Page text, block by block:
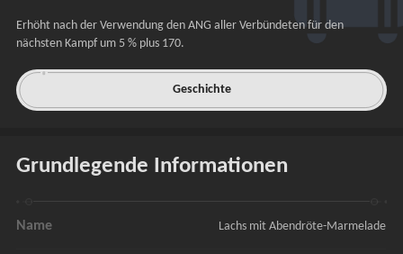
Erhöht nach der Verwendung den ANG aller Verbündeten für den
nächsten Kampf um 5 % plus 170.
Geschichte
Grundlegende Informationen
Name Lachs mit Abendröte-Marmelade